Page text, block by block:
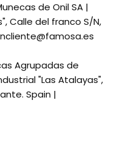
de Onil SA |
Calle del franco S/N,
Agrupadas de
"Las Atalayas",
Spain |